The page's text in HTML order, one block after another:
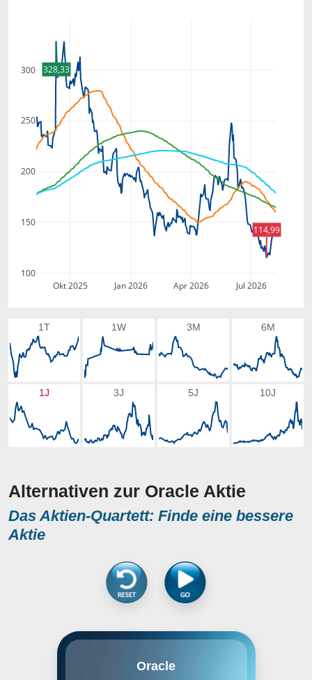
Okt 2025 Jan 2026 Apr 2026 Jul 2026
100
150
200
250
300 328,33
114,99
1T 1W 3M 6M
1J 3J 5J 10J
Alternativen zur Oracle Aktie
Das Aktien-Quartett: Finde eine bessere
Aktie
Oracle
von Unternehmens-IT-Lösungen,